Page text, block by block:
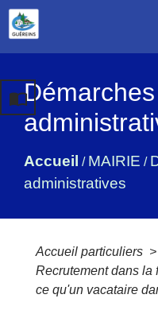
Démarches
Accueil / MAIRIE /
administratives
import_contacts
Accueil particuliers >
Recrutement dans la
ce qu'un vacataire